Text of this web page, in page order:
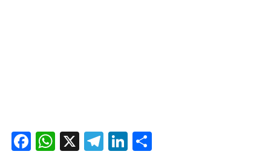
Facebook
WhatsApp
X Telegram
LinkedIn